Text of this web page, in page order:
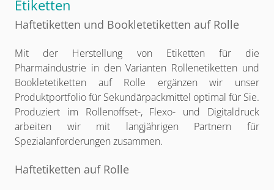
Etiketten
Haftetiketten und Bookletetiketten auf Rolle
Mit der Herstellung von Etiketten für die
Pharmaindustrie in den Varianten Rollenetiketten und
Bookletetiketten auf Rolle ergänzen wir unser
Produktportfolio für Sekundärpackmittel optimal für Sie.
Produziert im Rollenoffset-, Flexo- und Digitaldruck
arbeiten wir mit langjährigen Partnern für
Spezialanforderungen zusammen.
Haftetiketten auf Rolle